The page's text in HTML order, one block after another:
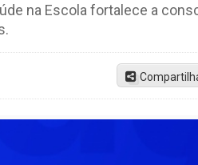
na Escola fortalece a